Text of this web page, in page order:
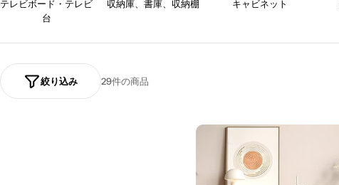
ョ
ン
:
テレビボード・テレビ
台
収納庫、書庫、収納棚 キャビネット
29件の商品
絞り込み